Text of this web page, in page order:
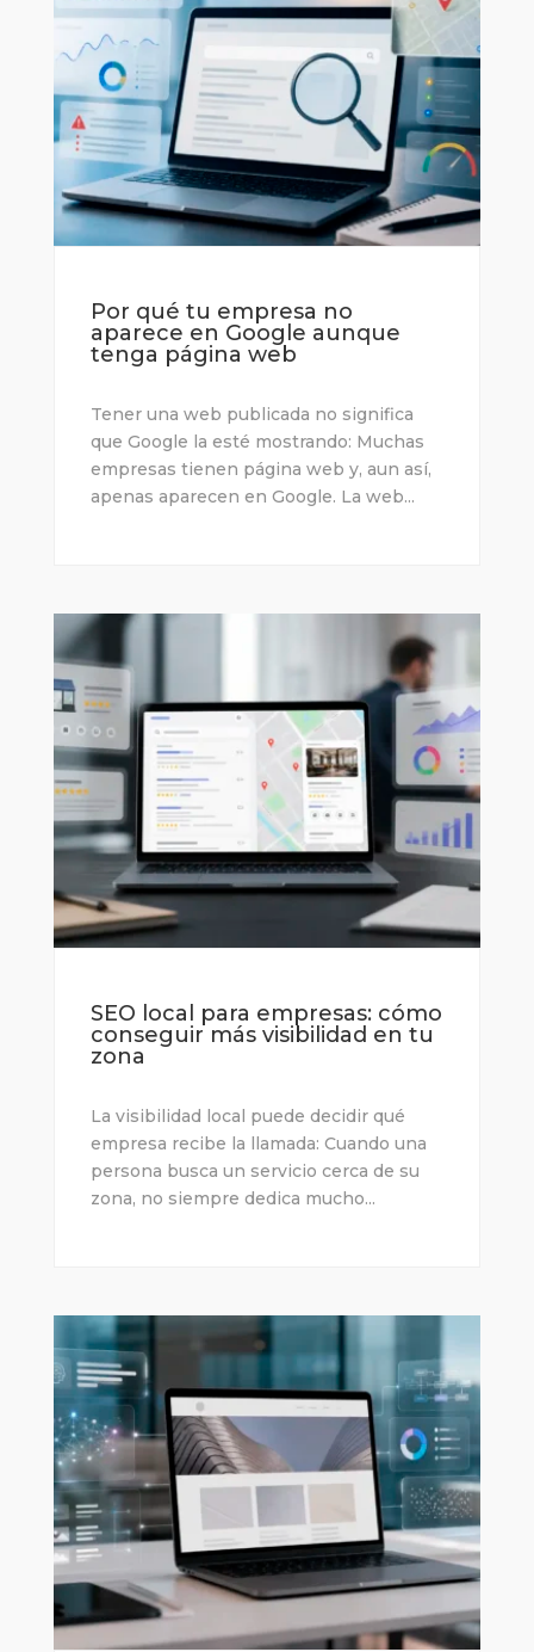
Por qué tu empresa no
aparece en Google aunque
tenga página web
Tener una web publicada no significa
que Google la esté mostrando: Muchas
empresas tienen página web y, aun así,
apenas aparecen en Google. La web...
SEO local para empresas: cómo
conseguir más visibilidad en tu
zona
La visibilidad local puede decidir qué
empresa recibe la llamada: Cuando una
persona busca un servicio cerca de su
zona, no siempre dedica mucho...